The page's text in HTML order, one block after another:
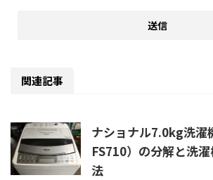
関連記事
ナショナル7.0kg洗濯
FS710）の分解と洗
法